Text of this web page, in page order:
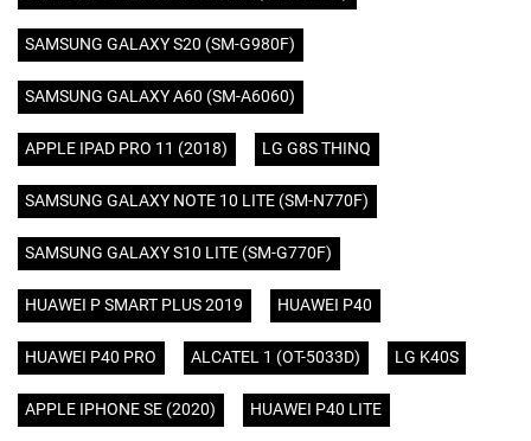
SAMSUNG GALAXY S20 (SM-G980F)
SAMSUNG GALAXY A60 (SM-A6060)
APPLE IPAD PRO 11 (2018) LG G8S THINQ
SAMSUNG GALAXY NOTE 10 LITE (SM-N770F)
SAMSUNG GALAXY S10 LITE (SM-G770F)
HUAWEI P SMART PLUS 2019 HUAWEI P40
HUAWEI P40 PRO ALCATEL 1 (OT-5033D) LG K40S
APPLE IPHONE SE (2020) HUAWEI P40 LITE